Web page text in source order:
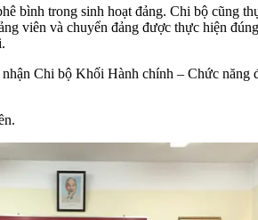
bình trong sinh hoạt đảng. Chi bộ cũng
viên và chuyển đảng được thực hiện
Chi bộ Khối Hành chính – Chức năng